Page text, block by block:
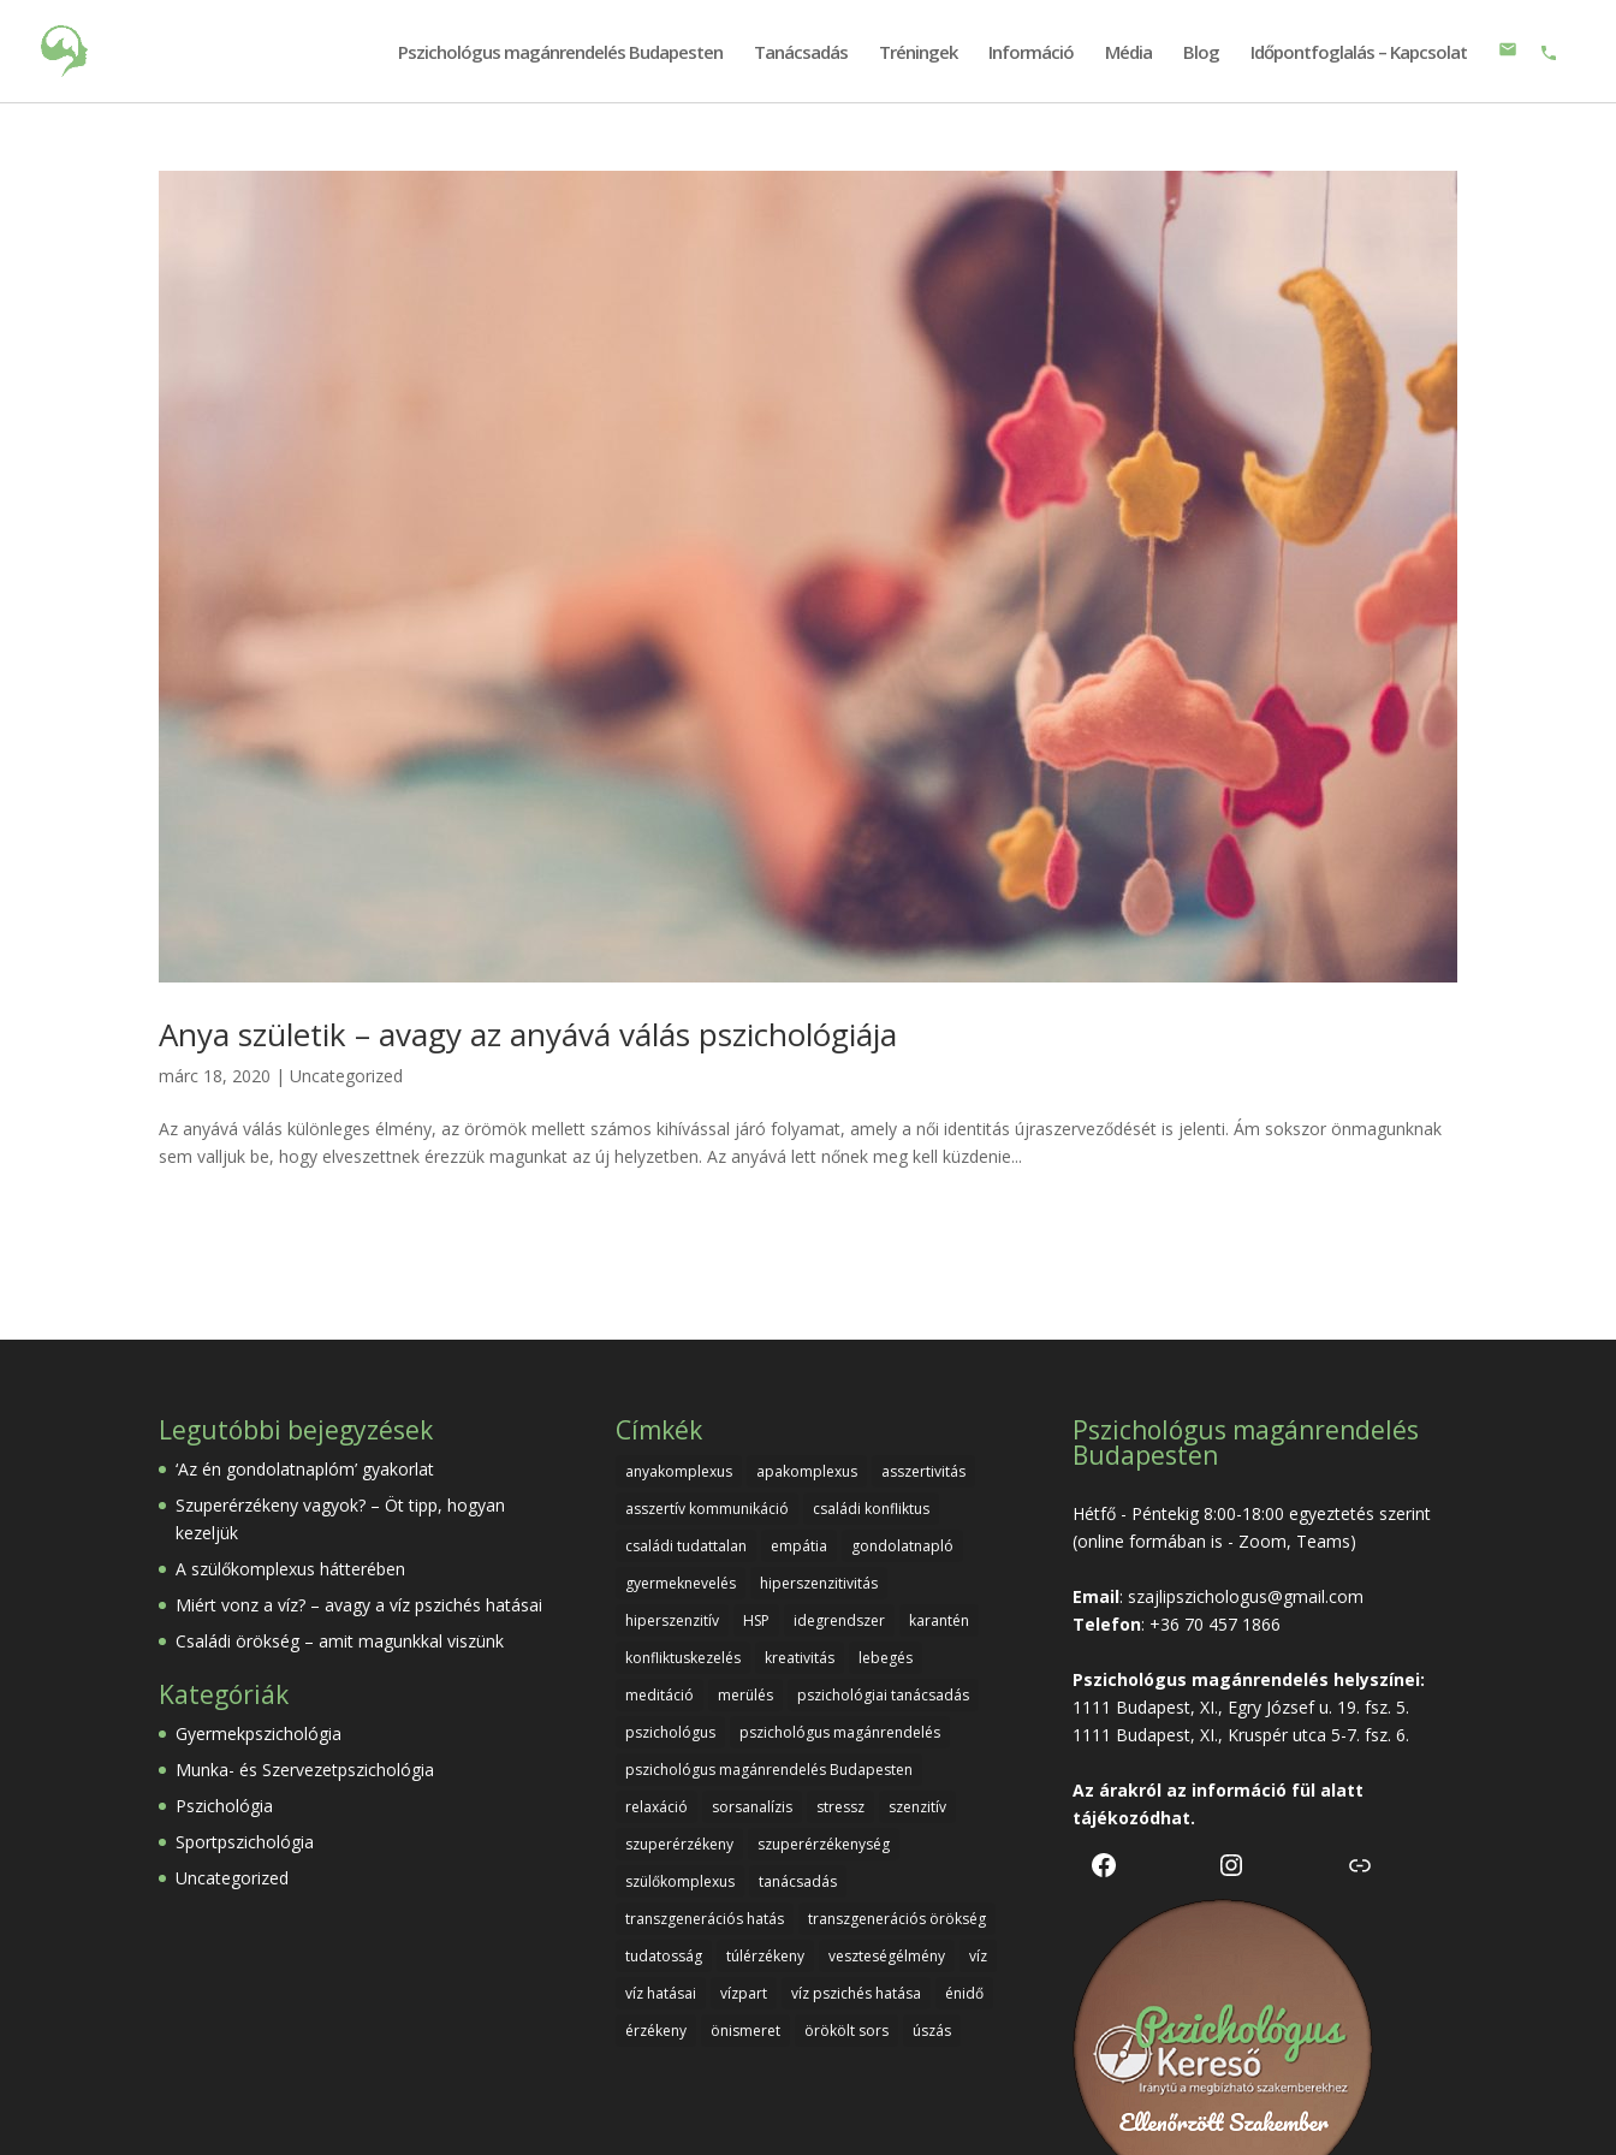
Pszichológus magánrendelés Budapesten Tanácsadás Tréningek Információ Média Blog Időpontfoglalás – Kapcsolat
Anya születik – avagy az anyává válás pszichológiája
márc 18, 2020 | Uncategorized
Az anyává válás különleges élmény, az örömök mellett számos kihívással járó folyamat, amely a női identitás újraszerveződését is jelenti. Ám sokszor önmagunknak
sem valljuk be, hogy elveszettnek érezzük magunkat az új helyzetben. Az anyává lett nőnek meg kell küzdenie...
Legutóbbi bejegyzések
‘Az én gondolatnaplóm’ gyakorlat
Szuperérzékeny vagyok? – Öt tipp, hogyan
kezeljük
A szülőkomplexus hátterében
Miért vonz a víz? – avagy a víz pszichés hatásai
Családi örökség – amit magunkkal viszünk
Kategóriák
Gyermekpszichológia
Munka- és Szervezetpszichológia
Pszichológia
Sportpszichológia
Uncategorized
Címkék
anyakomplexus apakomplexus
asszertivitás
asszertív kommunikáció
családi konfliktus
családi tudattalan
empátia
gondolatnapló
gyermeknevelés
hiperszenzitivitás
hiperszenzitív
HSP idegrendszer
karantén
konfliktuskezelés
kreativitás
lebegés
meditáció
merülés
pszichológiai tanácsadás
pszichológus
pszichológus magánrendelés
pszichológus magánrendelés Budapesten
relaxáció
sorsanalízis stressz
szenzitív
szuperérzékeny
szuperérzékenység
szülőkomplexus
tanácsadás
transzgenerációs hatás
transzgenerációs örökség
tudatosság
túlérzékeny veszteségélmény
víz
víz hatásai
vízpart víz pszichés hatása
énidő
érzékeny
önismeret örökölt sors úszás
Pszichológus magánrendelés
Budapesten
Hétfő - Péntekig 8:00-18:00 egyeztetés szerint
(online formában is - Zoom, Teams)
Email: szajlipszichologus@gmail.com
Telefon: +36 70 457 1866
Pszichológus magánrendelés helyszínei:
1111 Budapest, XI., Egry József u. 19. fsz. 5.
1111 Budapest, XI., Kruspér utca 5-7. fsz. 6.
Az árakról az információ fül alatt
tájékozódhat.
Facebook InstagramLink